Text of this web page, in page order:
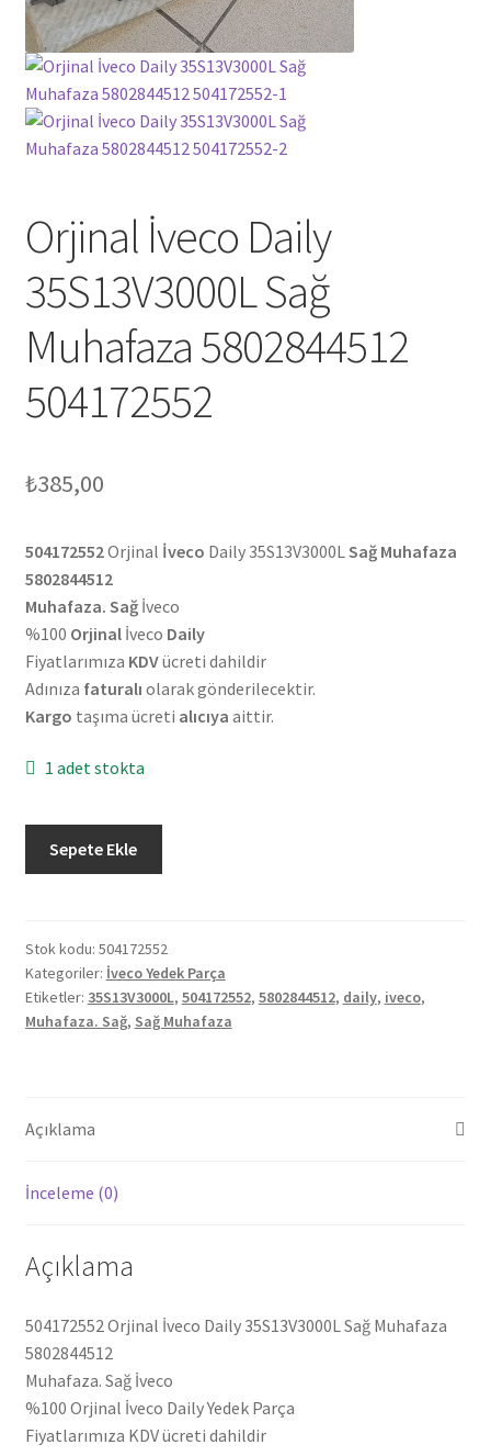
Orjinal İveco Daily
35S13V3000L Sağ
Muhafaza 5802844512
504172552
₺385,00
504172552Orjinal İveco Daily 35S13V3000L Sağ Muhafaza
5802844512
Muhafaza. Sağİveco
%100 Orjinalİveco Daily
Fiyatlarımıza KDVücreti dahildir
Adınıza faturalı olarak gönderilecektir.
Kargo taşıma ücreti alıcıya aittir.
1 adet stokta
Sağ
Muhafaza
5802844512
504172552
Sepete Ekle
Stok kodu: 504172552
Kategoriler: İveco Yedek Parça
Etiketler: 35S13V3000L, 504172552, 5802844512, daily, iveco,
Muhafaza. Sağ, Sağ Muhafaza
Açıklama
İnceleme (0)
Açıklama
504172552 Orjinal İveco Daily 35S13V3000L Sağ Muhafaza
5802844512
Muhafaza. Sağ İveco
%100 Orjinal İveco Daily Yedek Parça
Fiyatlarımıza KDV ücreti dahildir